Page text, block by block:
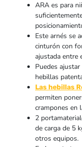
ARA es para
Este arnés se
cinturón con
ajustada entre
Puedes
hebillas
Las hebillas
permiten
crampones en
2
de carga de 5
otros equipos.